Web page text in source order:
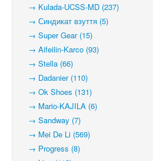
→ Kulada-UCSS-MD (237)
→ Синдикат взуття (5)
→ Super Gear (15)
→ Aifeilin-Karco (93)
→ Stella (66)
→ Dadanier (110)
→ Ok Shoes (131)
→ Mario-KAJILA (6)
→ Sandway (7)
→ Mei De Li (569)
→ Progress (8)